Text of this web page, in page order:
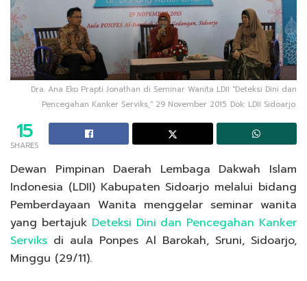
Dra. Ana Eko Prapti Jonathan di Seminar Wanita LDII "Deteksi Dini dan
Pencegahan Kanker Serviks," 29 November 2015. Dok: LDII Sidoarjo.
15
SHARES
Dewan Pimpinan Daerah Lembaga Dakwah Islam
Indonesia (LDII) Kabupaten Sidoarjo melalui bidang
Pemberdayaan Wanita menggelar seminar wanita
yang bertajuk Deteksi Dini dan Pencegahan Kanker
Serviks di aula Ponpes Al Barokah, Sruni, Sidoarjo,
Minggu (29/11).